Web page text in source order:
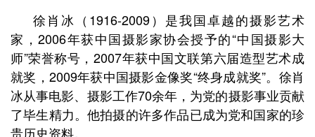
徐肖冰（1916-2009）是我国卓越的摄影艺术
家，2006年获中国摄影家协会授予的“中国摄影大
师”荣誉称号，2007年获中国文联第六届造型艺术成
就奖，2009年获中国摄影金像奖“终身成就奖”。徐肖
冰从事电影、摄影工作70余年，为党的摄影事业贡献
了毕生精力。他拍摄的许多作品已成为党和国家的珍
贵历史资料。